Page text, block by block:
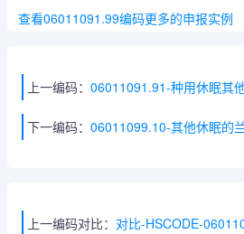
查看06011091.99编码更多的申报实例
上一编码： 06011091.91-种用休眠其
下一编码： 06011099.10-其他休眠的
上一编码对比： 对比-HSCODE-